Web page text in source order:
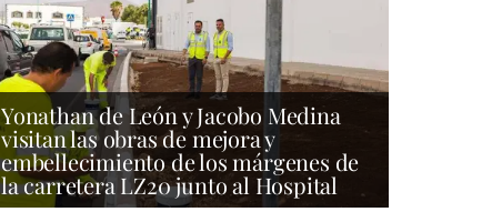
Yonathan de León y Jacobo Medina
visitan las obras de mejora y
embellecimiento de los márgenes de
la carretera LZ20 junto al Hospital